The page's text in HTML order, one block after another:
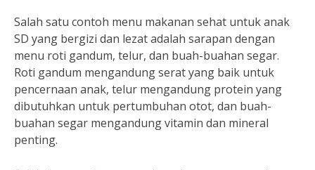
Salah satu contoh menu makanan sehat untuk anak
SD yang bergizi dan lezat adalah sarapan dengan
menu roti gandum, telur, dan buah-buahan segar.
Roti gandum mengandung serat yang baik untuk
pencernaan anak, telur mengandung protein yang
dibutuhkan untuk pertumbuhan otot, dan buah-
buahan segar mengandung vitamin dan mineral
penting.